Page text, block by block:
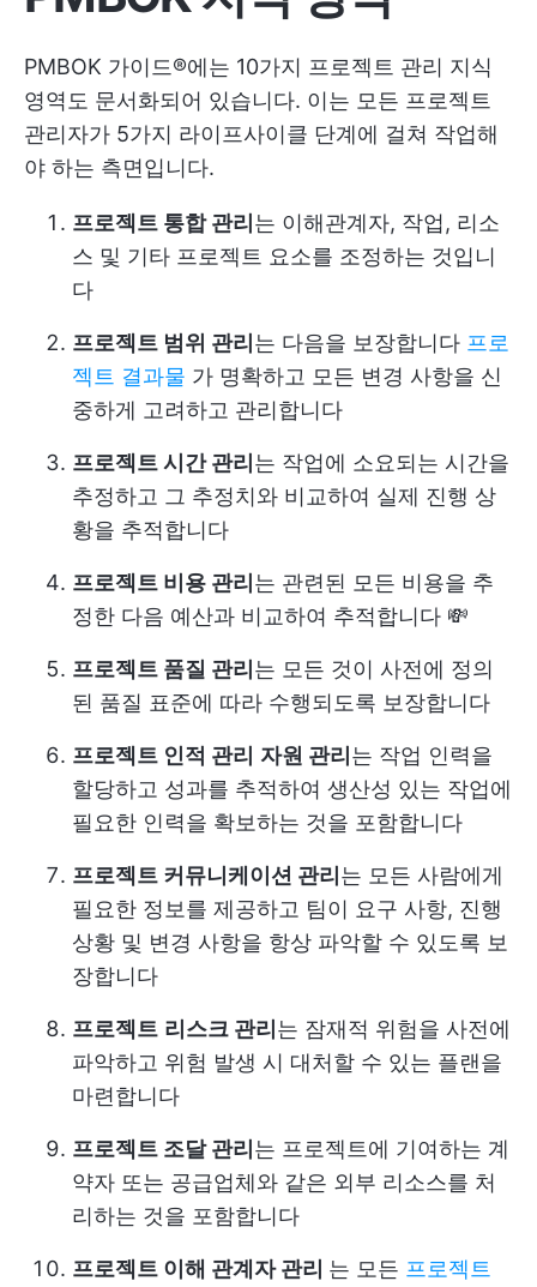
PMBOK 가이드®에는 10가지 프로젝트 관리 지식
영역도 문서화되어 있습니다. 이는 모든 프로젝트
관리자가 5가지 라이프사이클 단계에 걸쳐 작업해
야 하는 측면입니다.
프로젝트 통합 관리는 이해관계자, 작업, 리소
스 및 기타 프로젝트 요소를 조정하는 것입니
다
프로젝트 범위 관리는 다음을 보장합니다 프로
젝트 결과물 가 명확하고 모든 변경 사항을 신
중하게 고려하고 관리합니다
프로젝트 시간 관리는 작업에 소요되는 시간을
추정하고 그 추정치와 비교하여 실제 진행 상
황을 추적합니다
프로젝트 비용 관리는 관련된 모든 비용을 추
정한 다음 예산과 비교하여 추적합니다 💸
프로젝트 품질 관리는 모든 것이 사전에 정의
된 품질 표준에 따라 수행되도록 보장합니다
프로젝트 인적 관리 자원 관리는 작업 인력을
할당하고 성과를 추적하여 생산성 있는 작업에
필요한 인력을 확보하는 것을 포함합니다
프로젝트 커뮤니케이션 관리는 모든 사람에게
필요한 정보를 제공하고 팀이 요구 사항, 진행
상황 및 변경 사항을 항상 파악할 수 있도록 보
장합니다
프로젝트 리스크 관리는 잠재적 위험을 사전에
파악하고 위험 발생 시 대처할 수 있는 플랜을
마련합니다
프로젝트 조달 관리는 프로젝트에 기여하는 계
약자 또는 공급업체와 같은 외부 리소스를 처
리하는 것을 포함합니다
프로젝트 이해 관계자관리 는 모든 프로젝트